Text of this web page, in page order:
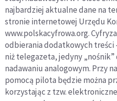
najbardziej aktualne dane na
stronie internetowej Urzędu
www.polskacyfrowa.org.
odbierania dodatkowych treści
niż telegazeta, jedyny
nadawaniu analogowym. Przy
pomocą pilota będzie można
korzystając z tzw.